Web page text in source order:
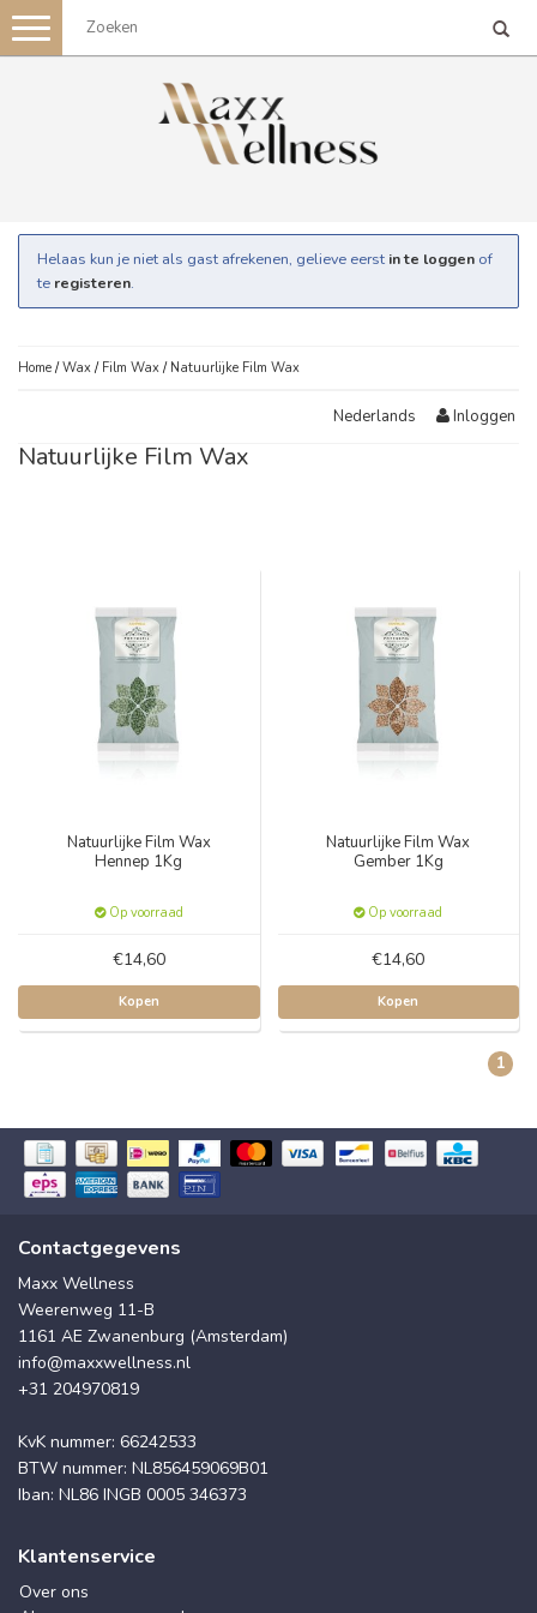
Toggle
navigation
Helaas kun je niet als gast afrekenen, gelieve eerst in te loggen of
te registeren.
Home /Wax / Film Wax / Natuurlijke Film Wax
Nederlands Inloggen
Natuurlijke Film Wax
Natuurlijke Film Wax
Hennep 1Kg
Op voorraad
€14,60
Kopen
Natuurlijke Film Wax
Gember 1Kg
Op voorraad
€14,60
Kopen
1
Contactgegevens
Maxx Wellness
Weerenweg 11-B
1161 AE Zwanenburg (Amsterdam)
info@maxxwellness.nl
+31 204970819
KvK nummer: 66242533
BTW nummer: NL856459069B01
Iban: NL86 INGB 0005 346373
Klantenservice
Over ons